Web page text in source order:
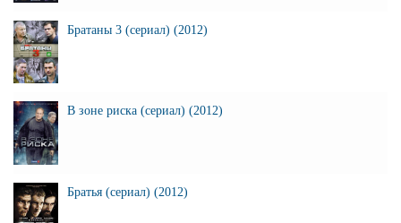
Братаны 3 (сериал) (2012)
В зоне риска (сериал) (2012)
Братья (сериал) (2012)